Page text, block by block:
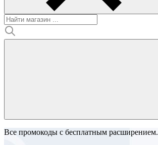
Все промокоды с бесплатным расширением.